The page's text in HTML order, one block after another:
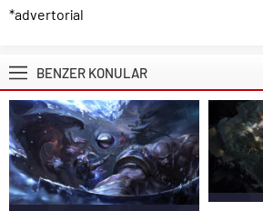
*advertorial
BENZER KONULAR